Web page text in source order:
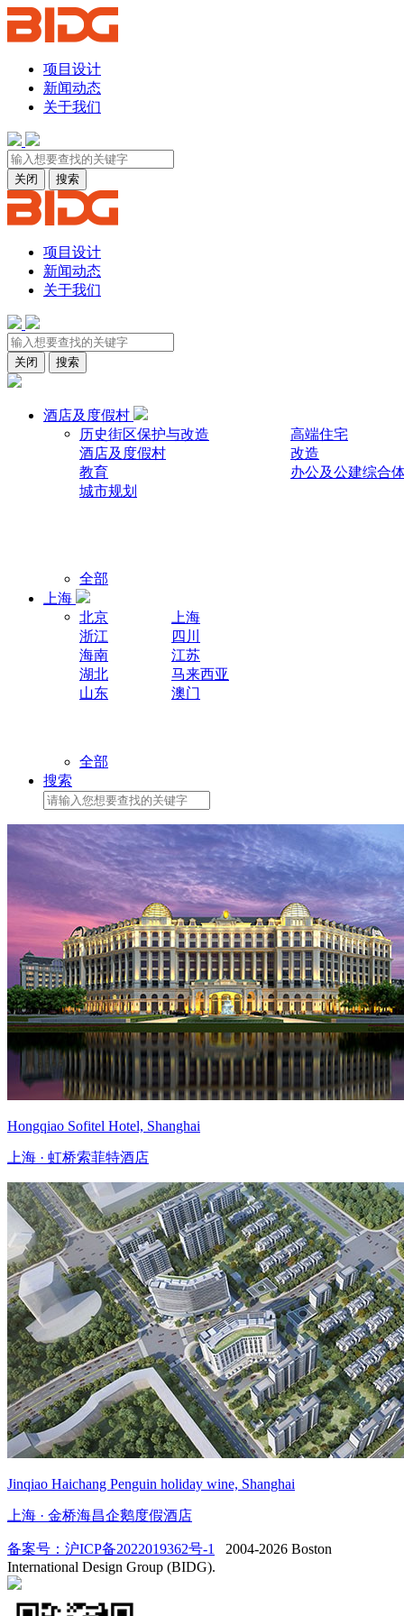
项目设计
新闻动态
关于我们
关闭 搜索
项目设计
新闻动态
关于我们
关闭 搜索
酒店及度假村
历史街区保护与改造
高端住宅
酒店及度假村
改造
教育
办公及公建综合
城市规划
全部
上海
北京
上海
浙江
四川
海南
江苏
湖北
马来西亚
山东
澳门
全部
搜索
Hongqiao Sofitel Hotel, Shanghai
上海 · 虹桥索菲特酒店
Jinqiao Haichang Penguin holiday wine, Shanghai
上海 · 金桥海昌企鹅度假酒店
备案号：沪ICP备2022019362号-1
2004-2026 Boston
International Design Group (BIDG).